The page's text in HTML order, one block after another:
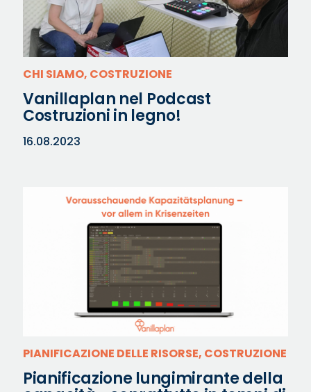
CHI SIAMO, COSTRUZIONE
Vanillaplan nel Podcast
Costruzioni in legno!
16.08.2023
PIANIFICAZIONE DELLE RISORSE, COSTRUZIONE
Pianificazione lungimirante della